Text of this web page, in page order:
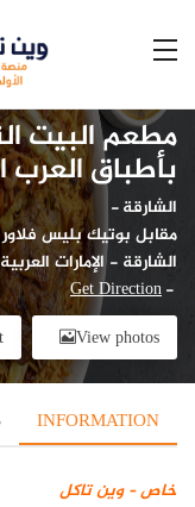
مطعم البيت
بأطباق العرب
الشارقة-
مقابل بوتيك بليس
الشارقة - الإمارات
-
Get Direction
View photos
INFORMATION
خاص – وين تاكل